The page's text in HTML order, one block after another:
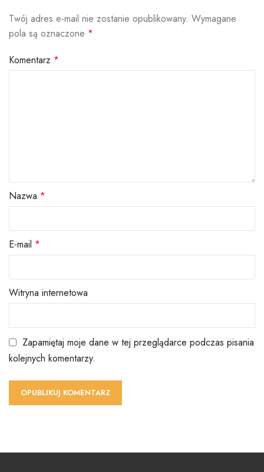
Twój adres e-mail nie zostanie opublikowany. Wymagane
pola są oznaczone *
Komentarz *
Nazwa *
E-mail *
Witryna internetowa
Zapamiętaj moje dane w tej przeglądarce podczas pisania
kolejnych komentarzy.